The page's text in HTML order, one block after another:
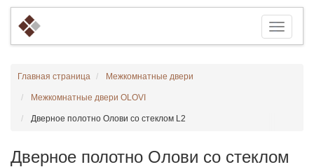
Главная страница Межкомнатные двери
Межкомнатные двери OLOVI
Дверное полотно Олови со стеклом L2
Дверное полотно Олови со стеклом